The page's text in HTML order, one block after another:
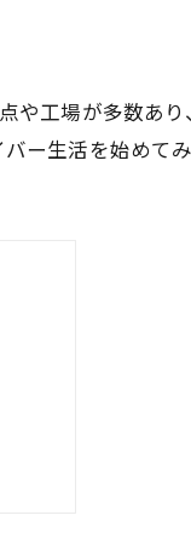
や工場が多数あ
ー生活を始めて